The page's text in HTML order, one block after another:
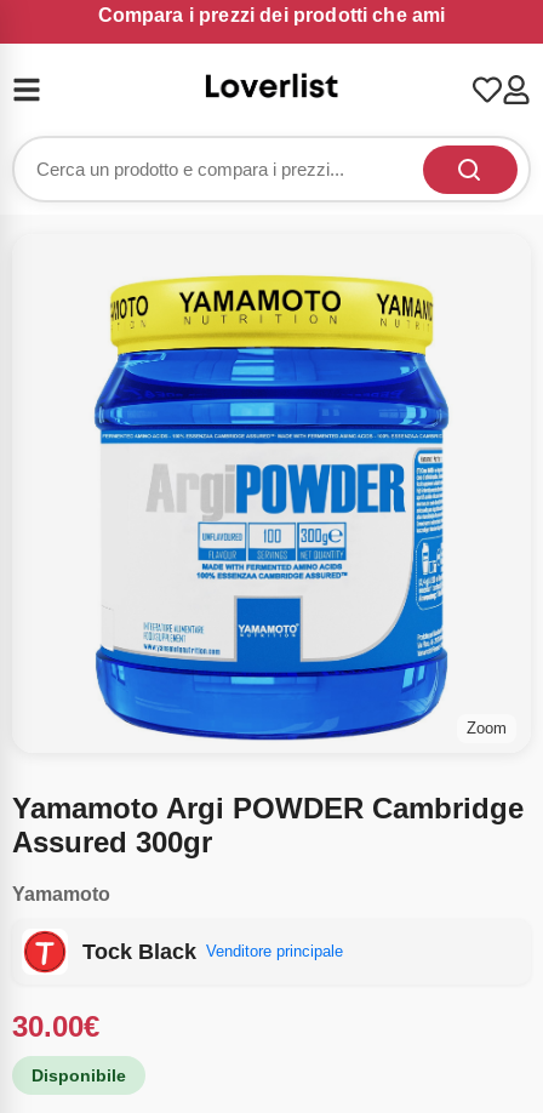
Compara i prezzi dei prodotti che ami
Zoom
Yamamoto Argi POWDER Cambridge
Assured 300gr
Yamamoto
Tock Black Venditore principale
30.00€
Disponibile